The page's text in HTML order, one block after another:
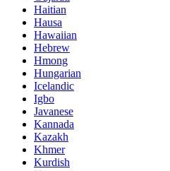
Haitian
Hausa
Hawaiian
Hebrew
Hmong
Hungarian
Icelandic
Igbo
Javanese
Kannada
Kazakh
Khmer
Kurdish